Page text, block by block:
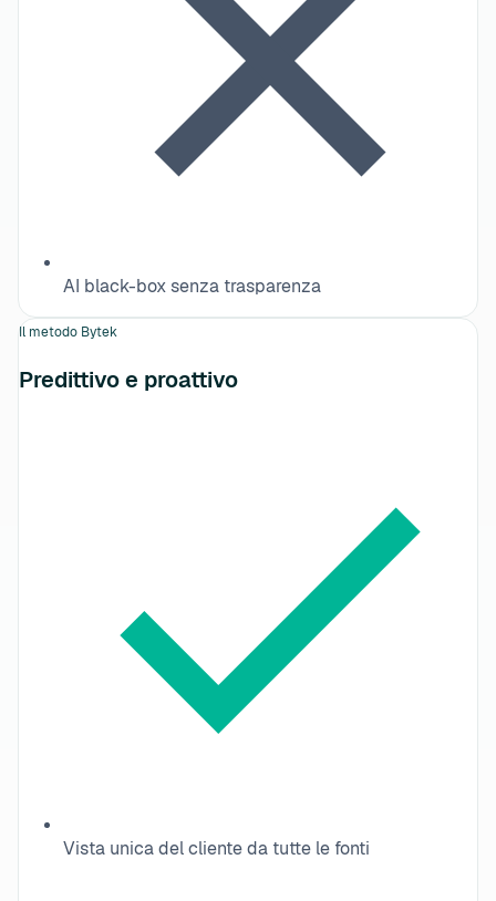
AI black-box senza trasparenza
Il metodo Bytek
Predittivo e proattivo
Vista unica del cliente da tutte le fonti